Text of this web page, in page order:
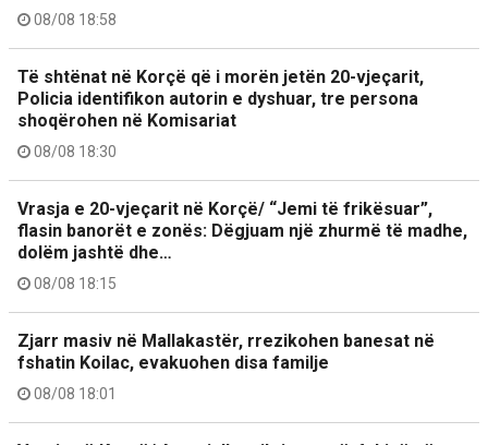
08/08 18:58
Të shtënat në Korçë që i morën jetën 20-vjeçarit,
Policia identifikon autorin e dyshuar, tre persona
shoqërohen në Komisariat
08/08 18:30
Vrasja e 20-vjeçarit në Korçë/ “Jemi të frikësuar”,
flasin banorët e zonës: Dëgjuam një zhurmë të madhe,
dolëm jashtë dhe…
08/08 18:15
Zjarr masiv në Mallakastër, rrezikohen banesat në
fshatin Koilac, evakuohen disa familje
08/08 18:01